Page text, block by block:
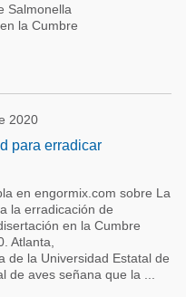
Salmonella
la Cumbre
2020
para erradicar
en engormix.com sobre La
la erradicación de
en la Cumbre
Atlanta,
de la Universidad Estatal de
de aves señana que la ...